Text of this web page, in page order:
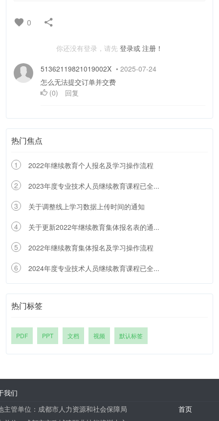
0
你还没有登录，请先 登录或 注册！
51362119821019002X • 2025-07-24
怎么无法提交订单并交费
(0) 回复
热门焦点
1 2022年继续教育个人报名及学习操作流程
2 2023年度专业技术人员继续教育课程已全...
3 关于调整线上学习数据上传时间的通知
4 关于更新2022年继续教育集体报名表的通...
5 2022年继续教育集体报名及学习操作流程
6 2024年度专业技术人员继续教育课程已全...
热门标签
PDF PPT 文档 视频 默认标签
我们
主管单位：成都市人力资源和社会保障局
首页